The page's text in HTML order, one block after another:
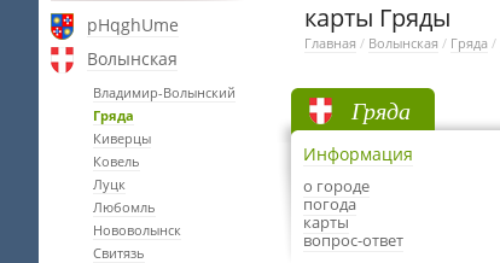
pHqghUme
Волынская
Владимир-Волынский
Гряда
Киверцы
Ковель
Луцк
Любомль
Нововолынск
Свитязь
карты Гряды
Главная / Волынская / Гряда /
Гряда
Информация
о городе
погода
карты
вопрос-ответ